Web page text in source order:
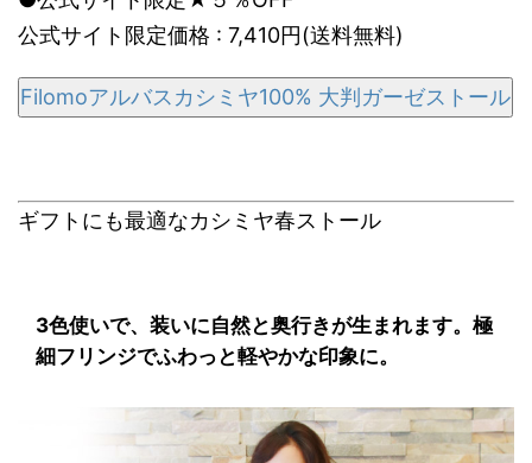
公式サイト限定価格 : 7,410円(送料無料)
Filomoアルバスカシミヤ100% 大判ガーゼストール
ギフトにも最適なカシミヤ春ストール
3色使いで、装いに自然と奥行きが生まれます。極
細フリンジでふわっと軽やかな印象に。